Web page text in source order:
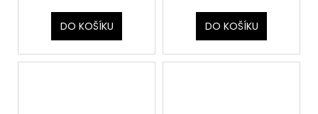
DO KOŠÍKU DO KOŠÍKU